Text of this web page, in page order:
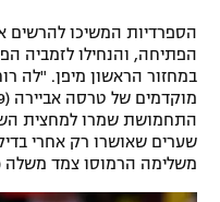
הפתיחה, והנחילו לזמביה
במחזור הראשון מיפן. "לה
התחמושת שמרו למחצית
משלימה הרמוסו צמד משלה (74) בדרך לשמינית